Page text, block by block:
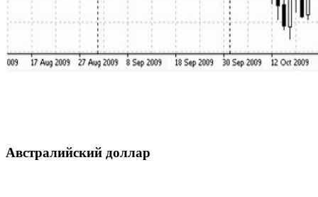
Австралийский доллар